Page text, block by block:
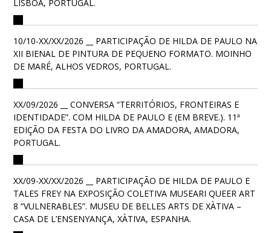
LISBOA, PORTUGAL.
10/10-XX/XX/2026 __ PARTICIPAÇÃO DE HILDA DE PAULO NA
XII BIENAL DE PINTURA DE PEQUENO FORMATO. MOINHO
DE MARÉ, ALHOS VEDROS, PORTUGAL.
XX/09/2026 __ CONVERSA “TERRITÓRIOS, FRONTEIRAS E
IDENTIDADE”. COM HILDA DE PAULO E (EM BREVE.). 11ª
EDIÇÃO DA FESTA DO LIVRO DA AMADORA, AMADORA,
PORTUGAL.
XX/09-XX/XX/2026 __ PARTICIPAÇÃO DE HILDA DE PAULO E
TALES FREY NA EXPOSIÇÃO COLETIVA MUSEARI QUEER ART
8 “VULNERABLES”. MUSEU DE BELLES ARTS DE XÀTIVA –
CASA DE L’ENSENYANÇA, XÀTIVA, ESPANHA.